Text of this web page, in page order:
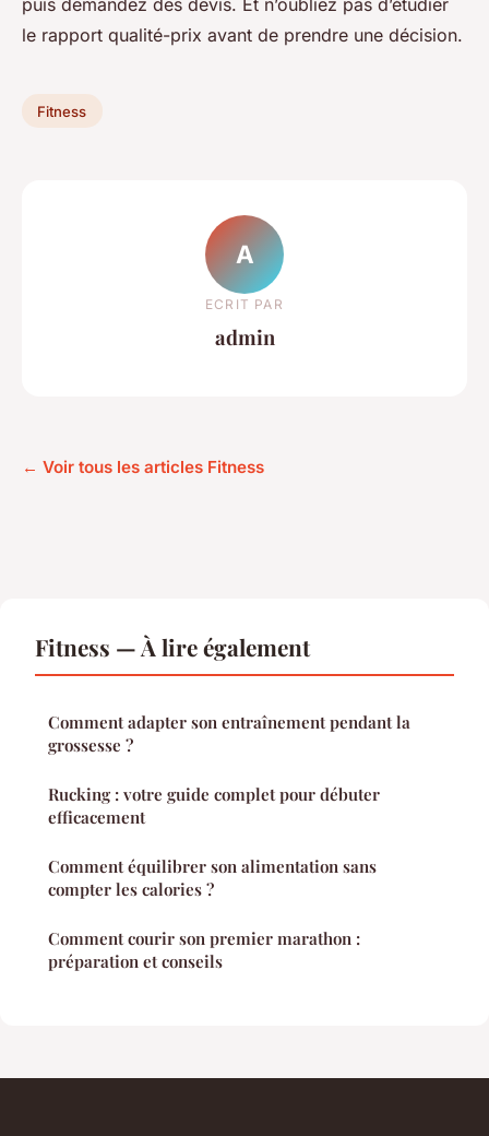
le rapport qualité-prix avant de prendre une décision.
Fitness
A
ECRIT PAR
admin
← Voir tous les articles Fitness
Fitness — À lire également
Comment adapter son entraînement pendant la
grossesse ?
Rucking : votre guide complet pour débuter
efficacement
Comment équilibrer son alimentation sans
compter les calories ?
Comment courir son premier marathon :
préparation et conseils